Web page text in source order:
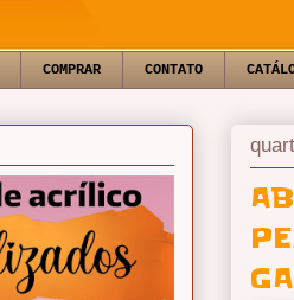
COMPRAR CONTATO